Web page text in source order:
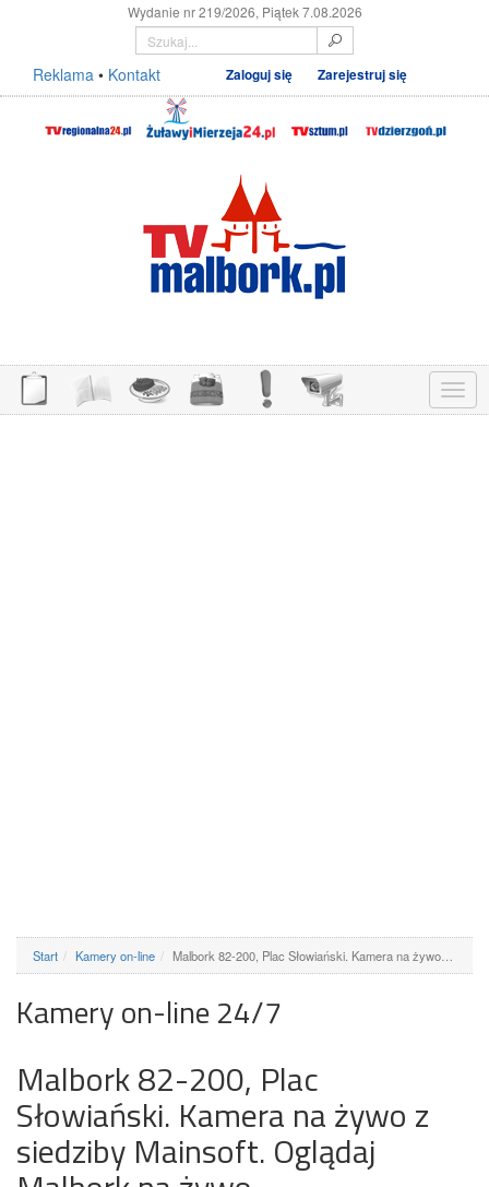
Wydanie nr 219/2026, Piątek 7.08.2026
Reklama • Kontakt Zaloguj się Zarejestruj się
Menu
Start Kamery on-line Malbork 82-200, Plac Słowiański. Kamera na żywo…
Kamery on-line 24/7
Malbork 82-200, Plac
Słowiański. Kamera na żywo z
siedziby Mainsoft. Oglądaj